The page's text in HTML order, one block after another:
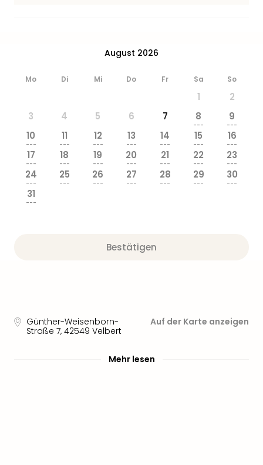
August 2026
Mo Di Mi Do Fr Sa So
1
2
3
4 5 6 7 8
---
9
---
10
---
11
---
12
---
13
---
14
---
15
---
16
---
17
---
18
---
19
---
20
---
21
---
22
---
23
---
24
---
25
---
26
---
27
---
28
---
29
---
30
---
31
---
Bestätigen
Günther-Weisenborn-
Straße 7, 42549 Velbert
Auf der Karte anzeigen
Mehr lesen